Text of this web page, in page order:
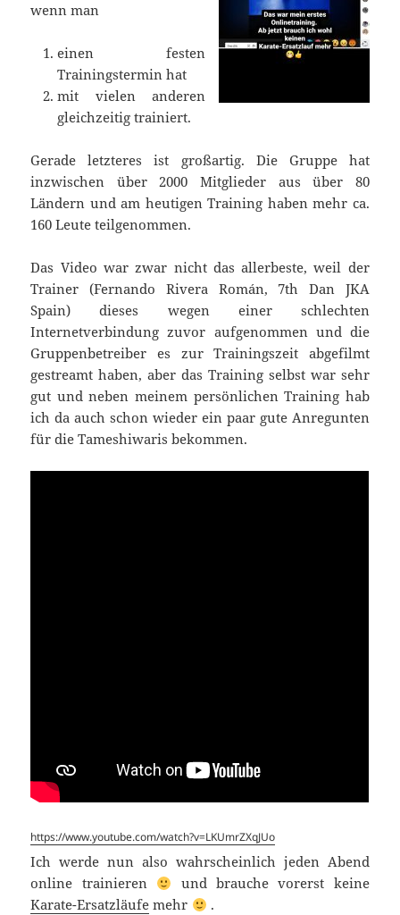
wenn man
einen festen
Trainingstermin hat
mit vielen anderen
gleichzeitig trainiert.
Gerade letzteres ist großartig. Die Gruppe hat
inzwischen über 2000 Mitglieder aus über 80
Ländern und am heutigen Training haben mehr ca.
160 Leute teilgenommen.
Das Video war zwar nicht das allerbeste, weil der
Trainer (Fernando Rivera Román, 7th Dan JKA
Spain) dieses wegen einer schlechten
Internetverbindung zuvor aufgenommen und die
Gruppenbetreiber es zur Trainingszeit abgefilmt
gestreamt haben, aber das Training selbst war sehr
gut und neben meinem persönlichen Training hab
ich da auch schon wieder ein paar gute Anregunten
für die Tameshiwaris bekommen.
https://www.youtube.com/watch?v=LKUmrZXqJUo
Ich werde nun also wahrscheinlich jeden Abend
online trainieren
und brauche vorerst keine
Karate-Ersatzläufe mehr .